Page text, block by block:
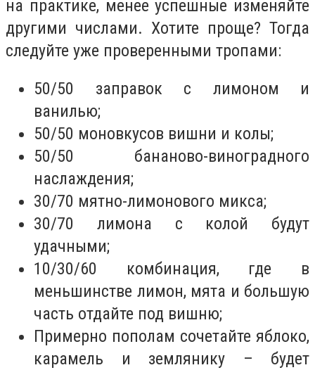
на практике, менее успешные изменяйте
другими числами. Хотите проще? Тогда
следуйте уже проверенными тропами:
50/50 заправок с лимоном и
ванилью;
50/50 моновкусов вишни и колы;
50/50 бананово-виноградного
наслаждения;
30/70 мятно-лимонового микса;
30/70 лимона с колой будут
удачными;
10/30/60 комбинация, где в
меньшинстве лимон, мята и большую
часть отдайте под вишню;
Примерно пополам сочетайте яблоко,
карамель и землянику – будет